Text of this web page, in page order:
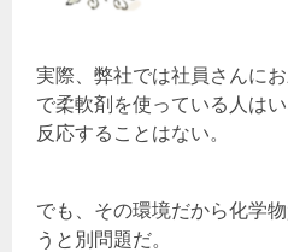
実際、弊社では社員さんに
で柔軟剤を使っている人は
反応することはない。
でも、その環境だから化学
うと別問題だ。